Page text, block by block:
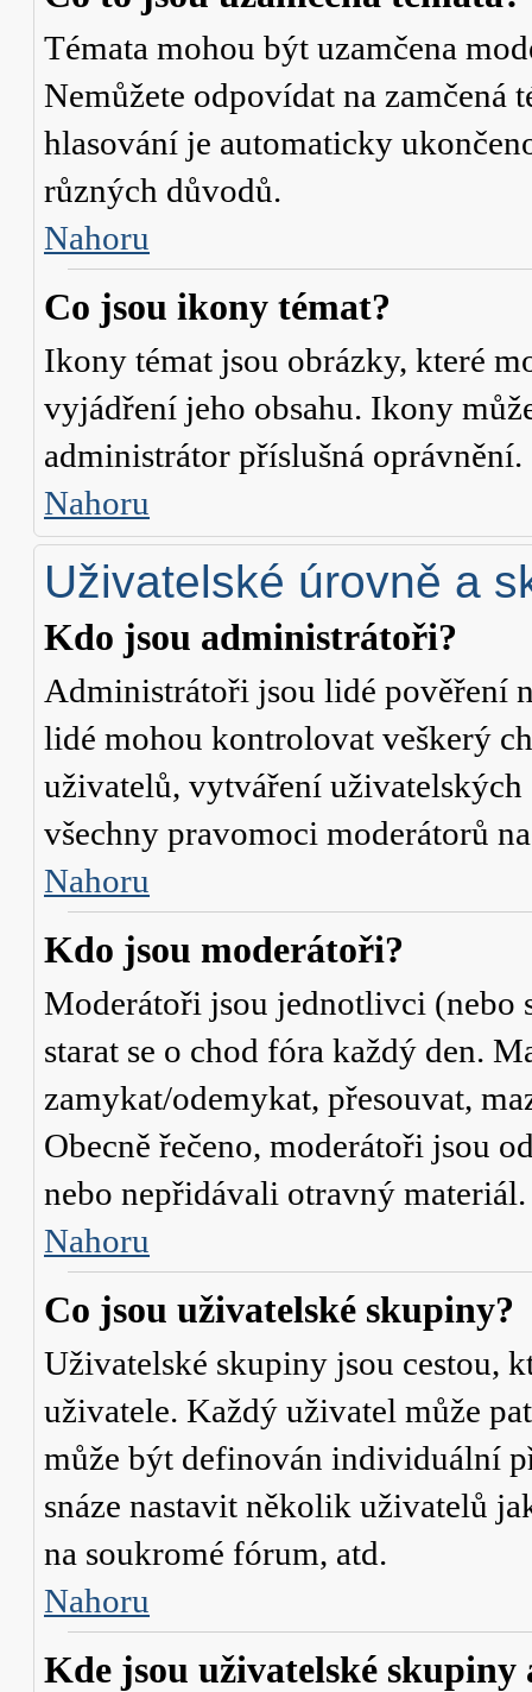
Témata mohou být uzamčena
Nemůžete odpovídat na zamčená
hlasování je automaticky
různých důvodů.
Nahoru
Co jsou ikony témat?
Ikony témat jsou obrázky, které
vyjádření jeho obsahu. Ikony
administrátor příslušná oprávnění.
Nahoru
Uživatelské úrovně a
Kdo jsou administrátoři?
Administrátoři jsou lidé pověření
lidé mohou kontrolovat veškerý
uživatelů, vytváření
všechny pravomoci moderátorů
Nahoru
Kdo jsou moderátoři?
Moderátoři jsou jednotlivci (nebo
starat se o chod fóra každý den.
zamykat/odemykat, přesouvat,
Obecně řečeno, moderátoři jsou
nebo nepřidávali otravný materiál.
Nahoru
Co jsou uživatelské skupiny?
Uživatelské skupiny jsou cestou,
uživatele. Každý uživatel může
může být definován individuální
snáze nastavit několik uživatelů
na soukromé fórum, atd.
Nahoru
Kde jsou uživatelské